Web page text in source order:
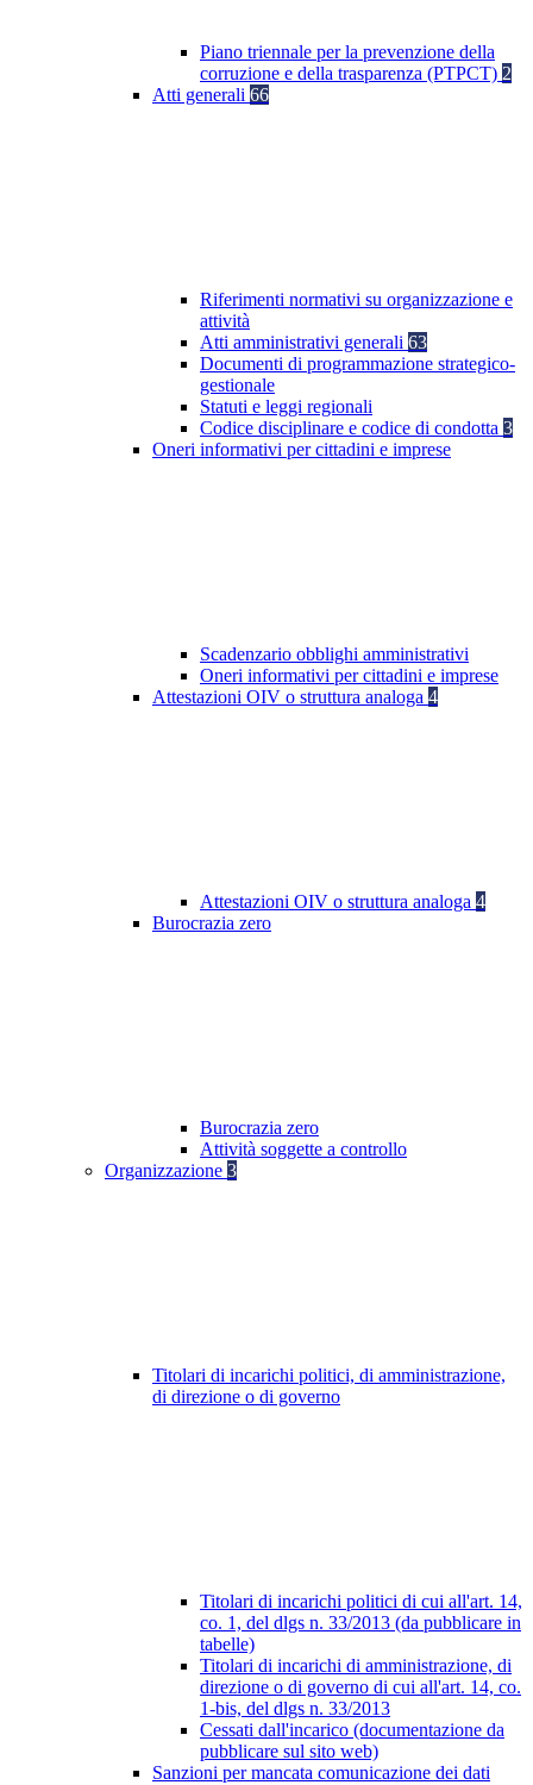
Piano triennale per la prevenzione della
corruzione e della trasparenza (PTPCT) 2
Atti generali 66
Riferimenti normativi su organizzazione e
attività
Atti amministrativi generali 63
Documenti di programmazione strategico-
gestionale
Statuti e leggi regionali
Codice disciplinare e codice di condotta 3
Oneri informativi per cittadini e imprese
Scadenzario obblighi amministrativi
Oneri informativi per cittadini e imprese
Attestazioni OIV o struttura analoga 4
Attestazioni OIV o struttura analoga 4
Burocrazia zero
Burocrazia zero
Attività soggette a controllo
Organizzazione 3
Titolari di incarichi politici, di amministrazione,
di direzione o di governo
Titolari di incarichi politici di cui all'art. 14,
co. 1, del dlgs n. 33/2013 (da pubblicare in
tabelle)
Titolari di incarichi di amministrazione, di
direzione o di governo di cui all'art. 14, co.
1-bis, del dlgs n. 33/2013
Cessati dall'incarico (documentazione da
pubblicare sul sito web)
Sanzioni per mancata comunicazione dei dati